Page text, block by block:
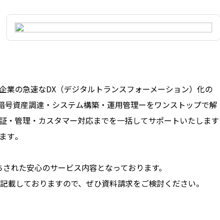
業の急速なDX（デジタルトランスフォーメーション）化の
資産調達・システム構築・運用管理ーをワンストップで解
管理・カスタマー対応までを一括してサポートいたします
す​。
れた安心のサービス内容となっております。
しておりますので、ぜひ資料請求をご検討ください。